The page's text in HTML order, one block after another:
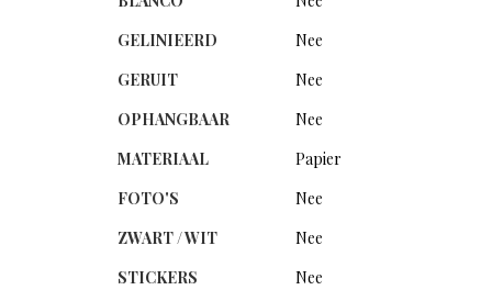
GELINIEERD
Nee
GERUIT
Nee
OPHANGBAAR
Nee
MATERIAAL
Papier
FOTO'S
Nee
ZWART / WIT
Nee
STICKERS
Nee